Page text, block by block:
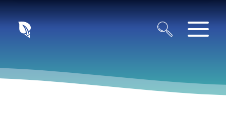
Panneau de gestion des cookies